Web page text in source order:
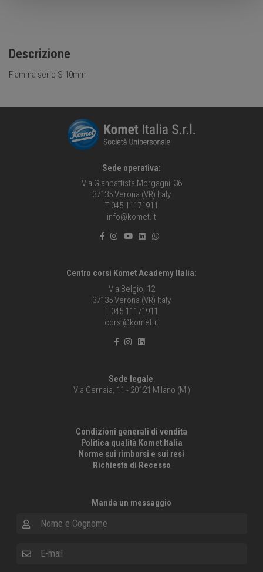
Descrizione
Fiamma serie S 10mm
Sede operativa:
Via Gianbattista Morgagni, 36
37135 Verona (VR) Italy
T 045 11171911
info@komet.it
Centro corsi Komet Academy Italia:
Via Belgio, 12
37135 Verona (VR) Italy
T 045 11171911
corsi@komet.it
Sede legale:
Via Cernaia, 11 - 20121 Milano (MI)
Condizioni generali di vendita
Politica qualità Komet Italia
Norme sui rimborsi e sui resi
Richiesta di Recesso
Manda un messaggio